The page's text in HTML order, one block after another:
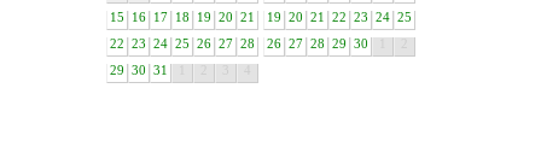
15
16 17 18 19 20
21
22
23 24 25 26 27
28
29
30 31
19
20 21 22 23 24 25
26 27 28 29 30